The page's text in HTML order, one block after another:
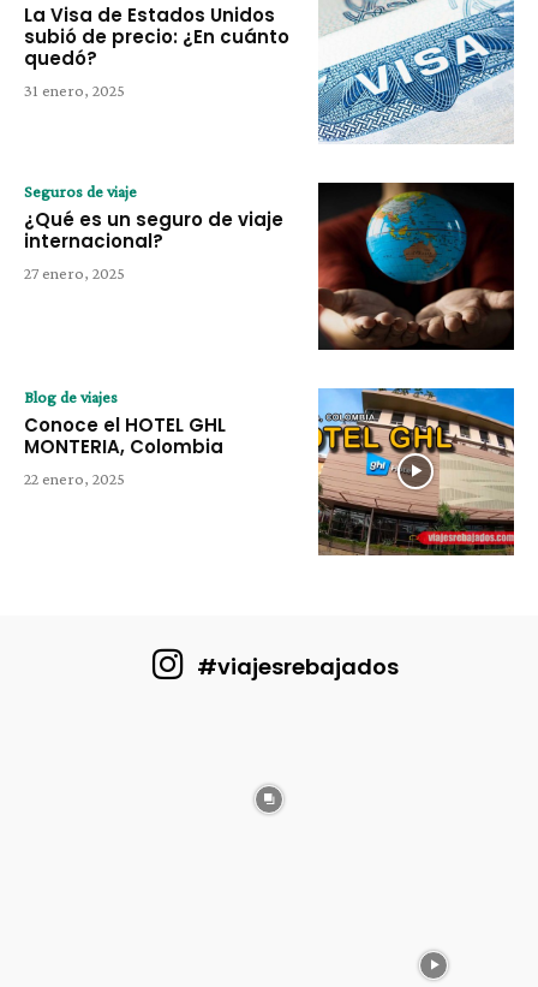
La Visa de Estados Unidos
subió de precio: ¿En cuánto
quedó?
31 enero, 2025
Seguros de viaje
¿Qué es un seguro de viaje
internacional?
27 enero, 2025
Blog de viajes
Conoce el HOTEL GHL
MONTERIA, Colombia
22 enero, 2025
#viajesrebajados